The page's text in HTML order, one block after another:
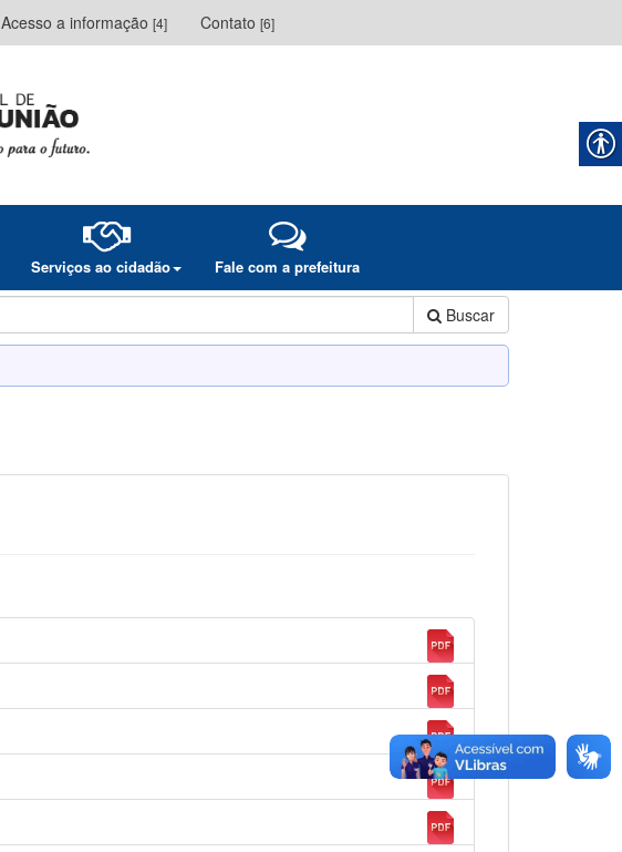
Acesso a informação [4] Contato [6]
Serviços ao cidadão Fale com a prefeitura
Buscar